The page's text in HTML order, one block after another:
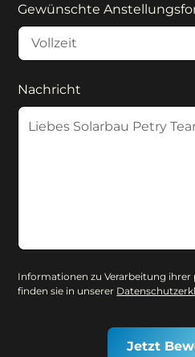
Gewünschte
Nachricht
Informationen zu Verarbeitung ihrer
finden sie in unserer